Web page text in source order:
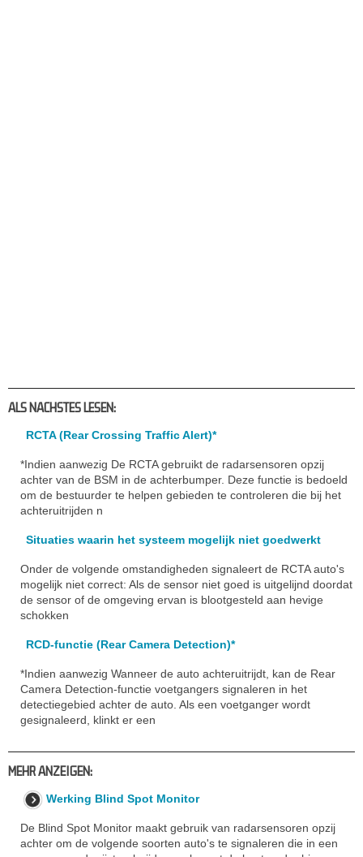
ALS NACHSTES LESEN:
RCTA (Rear Crossing Traffic Alert)*
*Indien aanwezig De RCTA gebruikt de radarsensoren opzij
achter van de BSM in de achterbumper. Deze functie is bedoeld
om de bestuurder te helpen gebieden te controleren die bij het
achteruitrijden n
Situaties waarin het systeem mogelijk niet goedwerkt
Onder de volgende omstandigheden signaleert de RCTA auto's
mogelijk niet correct: Als de sensor niet goed is uitgelijnd doordat
de sensor of de omgeving ervan is blootgesteld aan hevige
schokken
RCD-functie (Rear Camera Detection)*
*Indien aanwezig Wanneer de auto achteruitrijdt, kan de Rear
Camera Detection-functie voetgangers signaleren in het
detectiegebied achter de auto. Als een voetganger wordt
gesignaleerd, klinkt er een
MEHR ANZEIGEN:
Werking Blind Spot Monitor
De Blind Spot Monitor maakt gebruik van radarsensoren opzij
achter om de volgende soorten auto's te signaleren die in een